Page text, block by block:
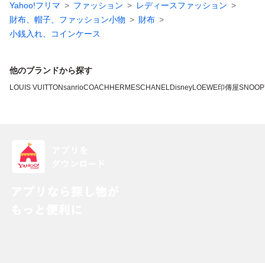
Yahoo!フリマ ファッション
レディースファッション
財布、帽子、ファッション小物
財布
小銭入れ、コインケース
他のブランドから探す
LOUIS VUITTONsanrioCOACH HERMESCHANELDisneyLOEWE印傳屋